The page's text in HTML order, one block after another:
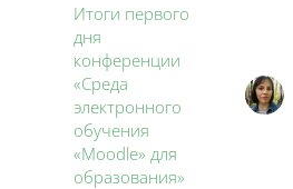
Итоги первого
дня
конференции
«Среда
электронного
обучения
«Moodle» для
образования»